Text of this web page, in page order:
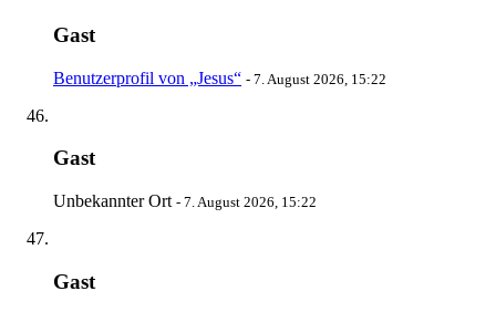
Gast
Benutzerprofil von „Jesus“ - 7. August 2026, 15:22
Gast
Unbekannter Ort - 7. August 2026, 15:22
Gast